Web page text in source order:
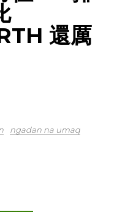
還厲
ngadan na umaq